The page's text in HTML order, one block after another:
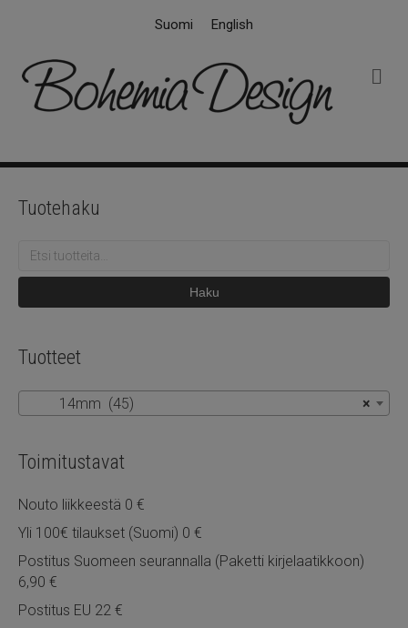
Suomi English
k
Tuotehaku
Etsi:
Haku
Tuotteet
×
14mm (45)
Toimitustavat
Nouto liikkeestä 0 €
Yli 100€ tilaukset (Suomi) 0 €
Postitus Suomeen seurannalla (Paketti kirjelaatikkoon)
6,90 €
Postitus EU 22 €